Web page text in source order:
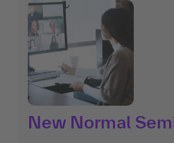
New Normal